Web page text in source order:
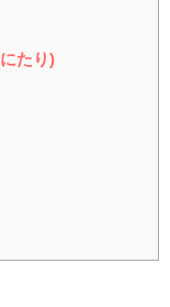
たり)